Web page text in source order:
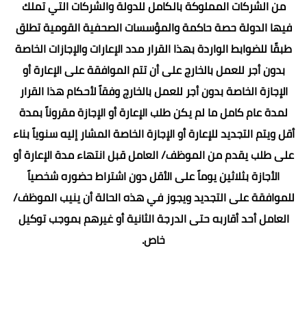
من الشركات المملوكة بالكامل للدولة والشركات التي تملك
فيها الدولة حصة حاكمة والمؤسسات الصحفية القومية تطلق
طبقًا للضوابط الواردة بهذا القرار مدد الإعارات والإجازات الخاصة
بدون أجر للعمل بالخارج على أن تتم الموافقة على الإعارة أو
الإجازة الخاصة بدون أجر للعمل بالخارج وفقاً لأحكام هذا القرار
لمدة عام كامل ما لم يكن طلب الإعارة أو الإجازة مقروناً بمدة
أقل ويتم التجديد للإعارة أو الإجازة الخاصة المشار إليه سنوياً بناء
على طلب يقدم من الموظف/ العامل قبل انتهاء مدة الإعارة أو
الأجازة بثلاثين يوماً على الأقل دون اشتراط حضوره شخصياً
للموافقة على التجديد ويجوز في هذه الحالة أن ينيب الموظف/
العامل أحد أقاربه حتى الدرجة الثانية أو غيرهم بموجب توكيل
خاص.